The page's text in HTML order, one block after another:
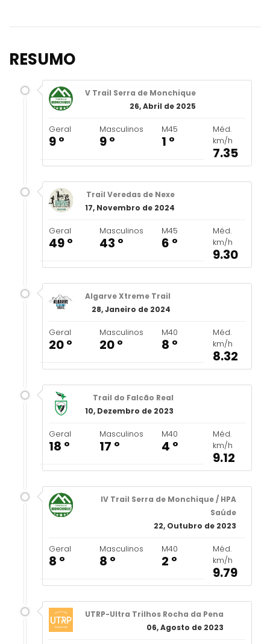
RESUMO
V Trail Serra de Monchique
26, Abril de 2025
Geral
9 º
Masculinos
9 º
M45
1 º
Méd.
km/h
7.35
Trail Veredas de Nexe
17, Novembro de 2024
Geral
49 º
Masculinos
43 º
M45
6 º
Méd.
km/h
9.30
Algarve Xtreme Trail
28, Janeiro de 2024
Geral
20 º
Masculinos
20 º
M40
8 º
Méd.
km/h
8.32
Trail do Falcão Real
10, Dezembro de 2023
Geral
18 º
Masculinos
17 º
M40
4 º
Méd.
km/h
9.12
IV Trail Serra de Monchique / HPA
Saúde
22, Outubro de 2023
Geral
8 º
Masculinos
8 º
M40
2 º
Méd.
km/h
9.79
UTRP-Ultra Trilhos Rocha da Pena
06, Agosto de 2023